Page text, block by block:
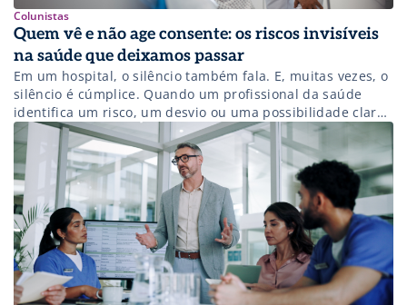
Colunistas
Quem vê e não age consente: os riscos invisíveis
na saúde que deixamos passar
Em um hospital, o silêncio também fala. E, muitas vezes, o
silêncio é cúmplice. Quando um profissional da saúde
identifica um risco, um desvio ou uma possibilidade clara
de dano e, mesmo assim, não age — por medo, rotina ou
simples conformismo — ele se torna parte do problema. É
duro afirmar, mas necessário: quem […]